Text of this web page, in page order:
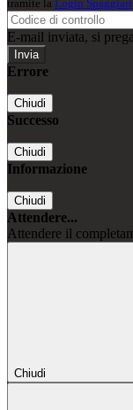
tramite la Login Spaggiari
E-mail inviata, si
Errore
Chiudi
Successo
Chiudi
Informazione
Chiudi
Attendere...
Attendere il
Chiudi